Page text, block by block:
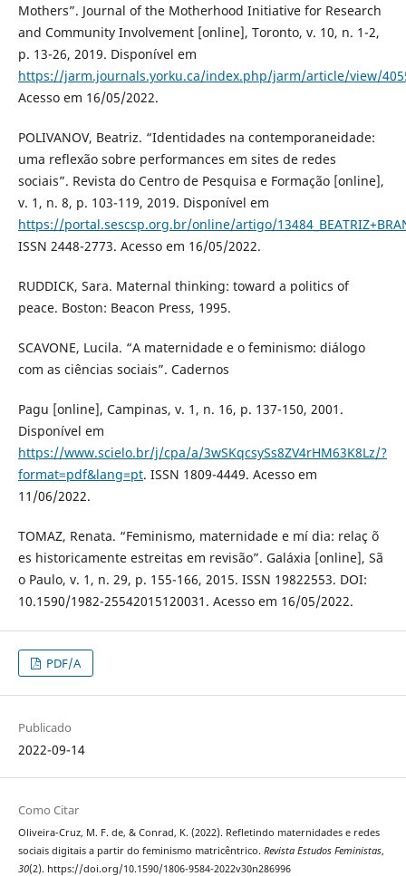
Mothers”. Journal of the Motherhood Initiative for Research
and Community Involvement [online], Toronto, v. 10, n. 1-2,
p. 13-26, 2019. Disponível em
https://jarm.journals.yorku.ca/index.php/jarm/article/view/
Acesso em 16/05/2022.
POLIVANOV, Beatriz. “Identidades na contemporaneidade:
uma reflexão sobre performances em sites de redes
sociais”. Revista do Centro de Pesquisa e Formação [online],
v. 1, n. 8, p. 103-119, 2019. Disponível em
https://portal.sescsp.org.br/online/artigo/
ISSN 2448-2773. Acesso em 16/05/2022.
RUDDICK, Sara. Maternal thinking: toward a politics of
peace. Boston: Beacon Press, 1995.
SCAVONE, Lucila. “A maternidade e o feminismo: diálogo
com as ciências sociais”. Cadernos
Pagu [online], Campinas, v. 1, n. 16, p. 137-150, 2001.
Disponível em
https://www.scielo.br/j/cpa/a/3wSKqcsySs8ZV4rHM63K8Lz/?
format=pdf&lang=pt. ISSN 1809-4449. Acesso em
11/06/2022.
TOMAZ, Renata. “Feminismo, maternidade e mí dia: relaç õ
es historicamente estreitas em revisão”. Galáxia [online], Sã
o Paulo, v. 1, n. 29, p. 155-166, 2015. ISSN 19822553. DOI:
10.1590/1982-25542015120031. Acesso em 16/05/2022.
PDF/A
Publicado
2022-09-14
Como Citar
Oliveira-Cruz, M. F. de, & Conrad, K. (2022). Refletindo maternidades e redes
sociais digitais a partir do feminismo matricêntrico. Revista Estudos Feministas,
30(2). https://doi.org/10.1590/1806-9584-2022v30n286996